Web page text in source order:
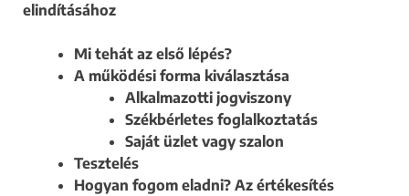
elindításához
Mi tehát az első lépés?
A működési forma kiválasztása
Alkalmazotti jogviszony
Székbérletes foglalkoztatás
Saját üzlet vagy szalon
Tesztelés
Hogyan fogom eladni? Az értékesítés